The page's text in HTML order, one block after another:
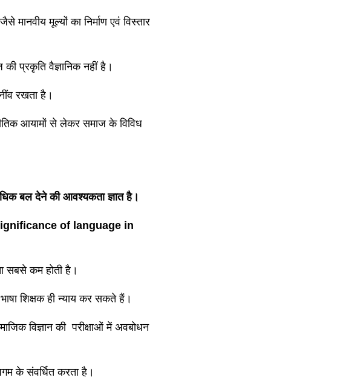
मानवीय मूल्यों का निर्माण एवं विस्तार
प्रकृति वैज्ञानिक नहीं है।
रखता है।
आयामों से लेकर समाज के विविध
बल देने की आवश्यकता ज्ञात है।
of language in
सबसे कम होती है।
शिक्षक ही न्याय कर सकते हैं।
विज्ञान की परीक्षाओं में अवबोधन
के संवर्धित करता है।